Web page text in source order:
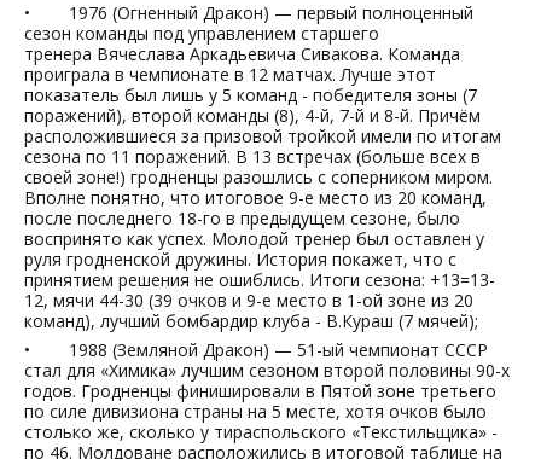
• 1976 (Огненный Дракон) — первый полноценный
сезон команды под управлением старшего
тренера Вячеслава Аркадьевича Сивакова. Команда
проиграла в чемпионате в 12 матчах. Лучше этот
показатель был лишь у 5 команд - победителя зоны (7
поражений), второй команды (8), 4-й, 7-й и 8-й. Причём
расположившиеся за призовой тройкой имели по итогам
сезона по 11 поражений. В 13 встречах (больше всех в
своей зоне!) гродненцы разошлись с соперником миром.
Вполне понятно, что итоговое 9-е место из 20 команд,
после последнего 18-го в предыдущем сезоне, было
воспринято как успех. Молодой тренер был оставлен у
руля гродненской дружины. История покажет, что с
принятием решения не ошиблись. Итоги сезона: +13=13-
12, мячи 44-30 (39 очков и 9-е место в 1-ой зоне из 20
команд), лучший бомбардир клуба - В.Кураш (7 мячей);
• 1988 (Земляной Дракон) — 51-ый чемпионат СССР
стал для «Химика» лучшим сезоном второй половины 90-х
годов. Гродненцы финишировали в Пятой зоне третьего
по силе дивизиона страны на 5 месте, хотя очков было
столько же, сколько у тираспольского «Текстильщика» -
по 46. Молдоване расположились в итоговой таблице на